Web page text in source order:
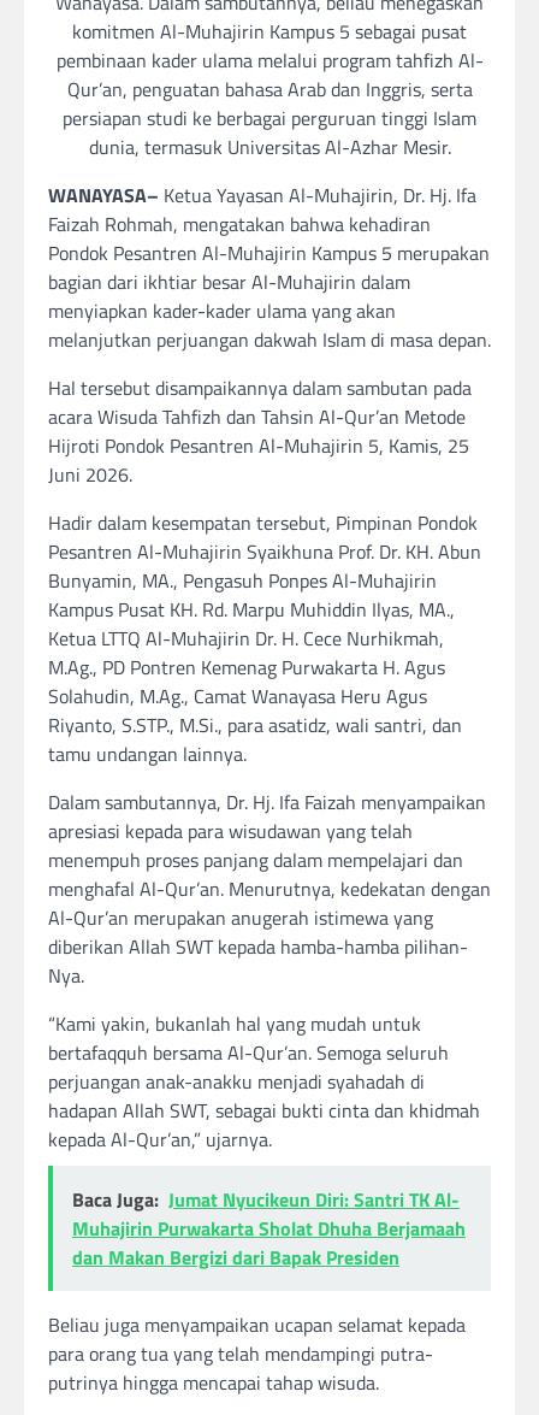
komitmen Al-Muhajirin Kampus 5 sebagai pusat
pembinaan kader ulama melalui program tahfizh Al-
Qur’an, penguatan bahasa Arab dan Inggris, serta
persiapan studi ke berbagai perguruan tinggi Islam
dunia, termasuk Universitas Al-Azhar Mesir.
WANAYASA– Ketua Yayasan Al-Muhajirin, Dr. Hj. Ifa
Faizah Rohmah, mengatakan bahwa kehadiran
Pondok Pesantren Al-Muhajirin Kampus 5 merupakan
bagian dari ikhtiar besar Al-Muhajirin dalam
menyiapkan kader-kader ulama yang akan
melanjutkan perjuangan dakwah Islam di masa depan.
Hal tersebut disampaikannya dalam sambutan pada
acara Wisuda Tahfizh dan Tahsin Al-Qur’an Metode
Hijroti Pondok Pesantren Al-Muhajirin 5, Kamis, 25
Juni 2026.
Hadir dalam kesempatan tersebut, Pimpinan Pondok
Pesantren Al-Muhajirin Syaikhuna Prof. Dr. KH. Abun
Bunyamin, MA., Pengasuh Ponpes Al-Muhajirin
Kampus Pusat KH. Rd. Marpu Muhiddin Ilyas, MA.,
Ketua LTTQ Al-Muhajirin Dr. H. Cece Nurhikmah,
M.Ag., PD Pontren Kemenag Purwakarta H. Agus
Solahudin, M.Ag., Camat Wanayasa Heru Agus
Riyanto, S.STP., M.Si., para asatidz, wali santri, dan
tamu undangan lainnya.
Dalam sambutannya, Dr. Hj. Ifa Faizah menyampaikan
apresiasi kepada para wisudawan yang telah
menempuh proses panjang dalam mempelajari dan
menghafal Al-Qur’an. Menurutnya, kedekatan dengan
Al-Qur’an merupakan anugerah istimewa yang
diberikan Allah SWT kepada hamba-hamba pilihan-
Nya.
“Kami yakin, bukanlah hal yang mudah untuk
bertafaqquh bersama Al-Qur’an. Semoga seluruh
perjuangan anak-anakku menjadi syahadah di
hadapan Allah SWT, sebagai bukti cinta dan khidmah
kepada Al-Qur’an,” ujarnya.
Baca Juga: Jumat Nyucikeun Diri: Santri TK Al-
Muhajirin Purwakarta Sholat Dhuha Berjamaah
dan Makan Bergizi dari Bapak Presiden
Beliau juga menyampaikan ucapan selamat kepada
para orang tua yang telah mendampingi putra-
putrinya hingga mencapai tahap wisuda.